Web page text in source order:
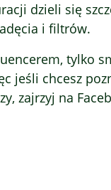
dzieli się
i filtrów.
tylko
jeśli chcesz
zajrzyj na